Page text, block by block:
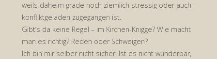
weils daheim grade noch ziemlich stressig oder auch
konfliktgeladen zugegangen ist.
Gibt’s da keine Regel – im Kirchen-Knigge? Wie macht
man es richtig? Reden oder Schweigen?
Ich bin mir selber nicht sicher! Ist es nicht wunderbar,